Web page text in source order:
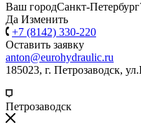
Ваш городСанкт-
Да Изменить
+7 (8142) 330-220
Оставить заявку
anton@eurohydraulic.ru
185023, г. Петрозаводск,
Петрозаводск